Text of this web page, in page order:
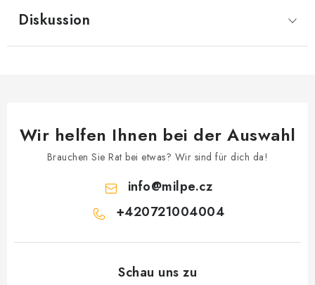
Diskussion
Wir helfen Ihnen bei der Auswahl
Brauchen Sie Rat bei etwas? Wir sind für dich da!
info@milpe.cz
+420721004004